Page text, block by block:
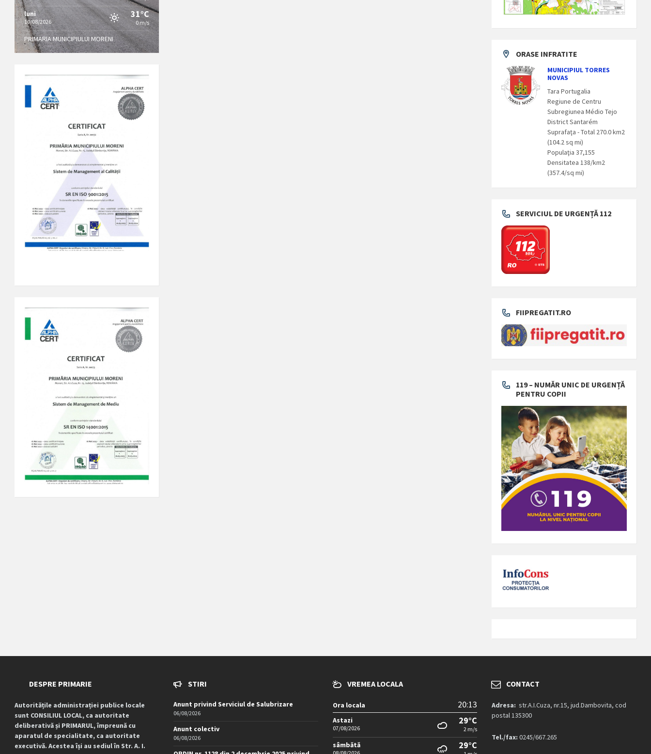
luni
10/08/2026
31°C
0 m/s
PRIMARIA MUNICIPIULUI MORENI
ORASE INFRATITE
MUNICIPIUL TORRES
NOVAS
Tara Portugalia
Regiune de Centru
Subregiunea Médio Tejo
District Santarém
Suprafaţa - Total 270.0 km2
(104.2 sq mi)
Populaţia 37,155
Densitatea 138/km2
(357.4/sq mi)
SERVICIUL DE URGENȚĂ 112
FIIPREGATIT.RO
119 – NUMĂR UNIC DE URGENȚĂ
PENTRU COPII
DESPRE PRIMARIE
Autoritățile administrației publice locale
sunt CONSILIUL LOCAL, ca autoritate
deliberativă și PRIMARUL, împreună cu
aparatul de specialitate, ca autoritate
executivă. Acestea își au sediul în Str. A. I.
STIRI
Anunt privind Serviciul de Salubrizare
06/08/2026
Anunt colectiv
06/08/2026
VREMEA LOCALA
Ora locala 20:13
Astazi
07/08/2026
29°C
2 m/s
sâmbătă 29°C
CONTACT
Adresa: str.A.I.Cuza, nr.15, jud.Dambovita, cod
postal 135300
Tel./fax: 0245/667.265